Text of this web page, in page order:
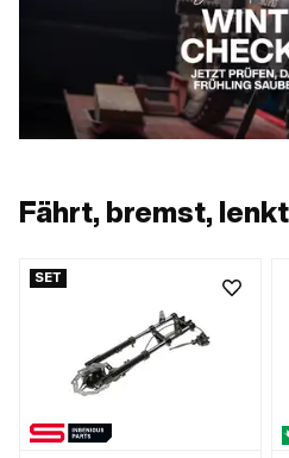
Fährt, bremst,
SET